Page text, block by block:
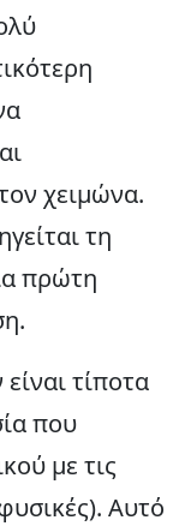
χειμώνα.
τη
πρώτη
τίποτα
που
με τις
Αυτό